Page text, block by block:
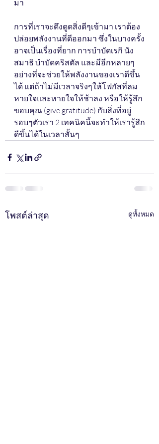
มา
การที่เราจะดึงดูดสิ่งดีๆเข้ามา เราต้อง
ปล่อยพลังงานที่ดีออกมา ซึ่งในบางครั้ง
อาจเป็นเรื่องที่ยาก การบำบัดเรกิ นัง
สมาธิ บำบัดคริสตัล และมีอีกหลายๆ
อย่างที่จะช่วยให้พลังงานของเราดีขึ้น
ได้ แต่ถ้าไม่มีเวลาจริงๆให้โฟกัสที่ลม
หายใจและหายใจให้ช้าลง หรือให้รู้สึก
ขอบคุณ (give gratitude) กับสิ่งที่อยู่
รอบๆตัวเรา 2 เทคนิคนี้จะทำให้เรารู้สึก
ดีขึ้นได้ในเวลาสั้นๆ
โพสต์ล่าสุด ดูทั้งหมด